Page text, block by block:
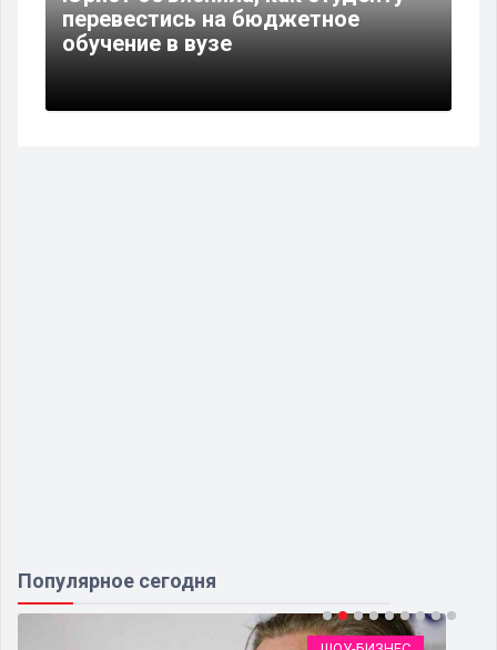
перевестись на бюджетное
обучение в вузе
Популярное сегодня